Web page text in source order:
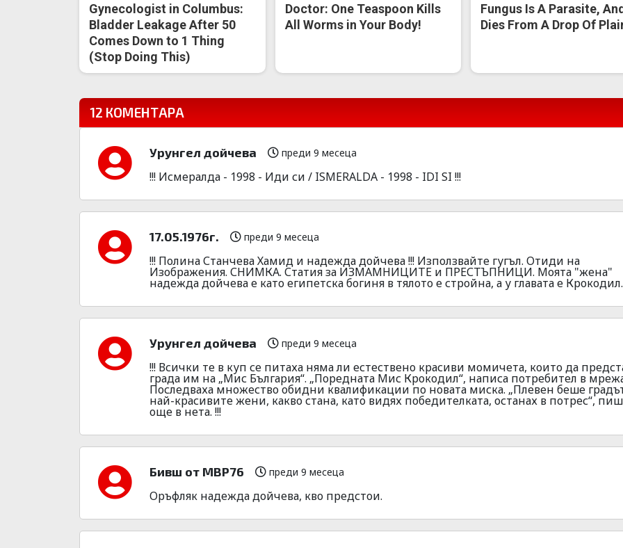
Gynecologist in Columbus:
Bladder Leakage After 50
Comes Down to 1 Thing
(Stop Doing This)
Doctor: One Teaspoon Kills
All Worms in Your Body!
Fungus Is A Parasite,
Dies From A Drop Of
12 КОМЕНТАРА
Урунгел дойчева преди 9 месеца
!!! Исмералда - 1998 - Иди си / ISMERALDA - 1998 - IDI SI !!!
17.05.1976г. преди 9 месеца
!!! Полина Станчева Хамид и надежда дойчева !!! Използвайте гугъл. Отиди на
Изображения. СНИМКА. Статия за ИЗМАМНИЦИТЕ и ПРЕСТЪПНИЦИ. Моята "жена"
надежда дойчева е като египетска богиня в тялото е стройна, а у главата е Крокодил.
Урунгел дойчева преди 9 месеца
!!! Всички те в куп се питаха няма ли естествено красиви момичета, които да
града им на „Мис България“. „Поредната Мис Крокодил“, написа потребител в
Последваха множество обидни квалификации по новата миска. „Плевен беше
най-красивите жени, какво стана, като видях победителката, останах в потрес“,
още в нета. !!!
Бивш от МВР76 преди 9 месеца
Оръфляк надежда дойчева, кво предстои.